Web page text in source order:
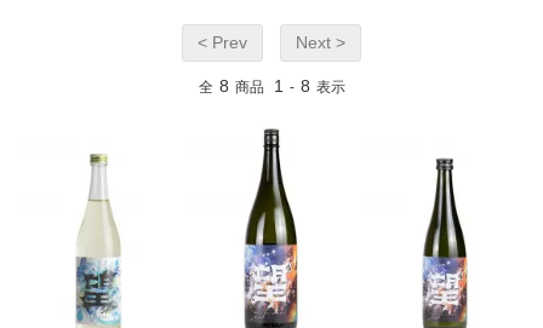
< Prev Next >
全 8 商品 1 - 8 表示